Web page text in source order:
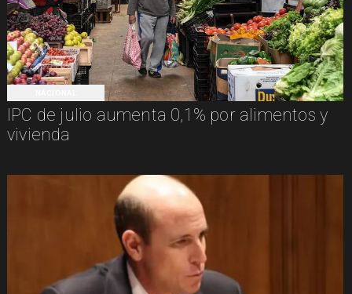
IPC de julio aumenta 0,1% por alimentos y
vivienda